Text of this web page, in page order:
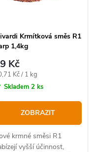
Krmítková směs R1
1,4kg
Kč
Kč / 1 kg
Skladem 2 ks
ZOBRAZIT
krmné směsi R1
vyšší účinnost,